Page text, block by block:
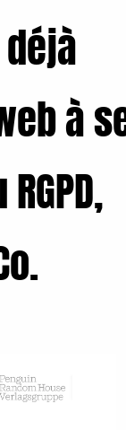
déjà
à